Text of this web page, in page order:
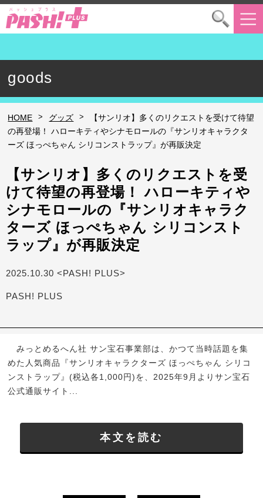
goods
HOME > グッズ >
【サンリオ】多くのリクエストを受けて待望
の再登場！ ハローキティやシナモロールの『サンリオキャラクタ
ーズ ほっぺちゃん シリコンストラップ』が再販決定
【サンリオ】多くのリクエストを受
けて待望の再登場！ ハローキティや
シナモロールの『サンリオキャラク
ターズ ほっぺちゃん シリコンスト
ラップ』が再販決定
2025.10.30 <PASH! PLUS>
PASH! PLUS
みっとめるへん社 サン宝石事業部は、かつて当時話題を集
めた人気商品『サンリオキャラクターズ ほっぺちゃん シリコ
ンストラップ』(税込各1,000円)を、2025年9月よりサン宝石
公式通販サイト...
本文を読む